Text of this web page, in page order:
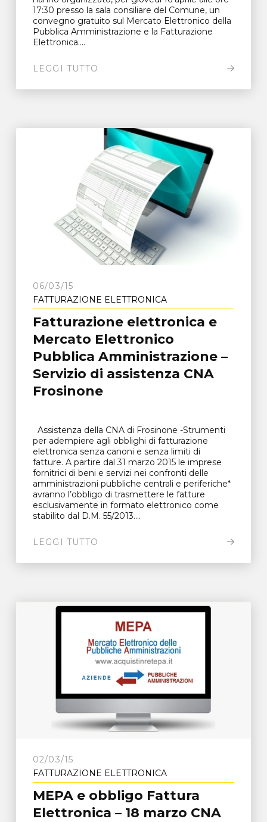
17:30 presso la sala consiliare del Comune, un
convegno gratuito sul Mercato Elettronico della
Pubblica Amministrazione e la Fatturazione
Elettronica....
LEGGI TUTTO
06/03/15
FATTURAZIONE ELETTRONICA
Fatturazione elettronica e
Mercato Elettronico
Pubblica Amministrazione –
Servizio di assistenza CNA
Frosinone
Assistenza della CNA di Frosinone -Strumenti
per adempiere agli obblighi di fatturazione
elettronica senza canoni e senza limiti di
fatture. A partire dal 31 marzo 2015 le imprese
fornitrici di beni e servizi nei confronti delle
amministrazioni pubbliche centrali e periferiche*
avranno l’obbligo di trasmettere le fatture
esclusivamente in formato elettronico come
stabilito dal D.M. 55/2013....
LEGGI TUTTO
02/03/15
FATTURAZIONE ELETTRONICA
MEPA e obbligo Fattura
Elettronica – 18 marzo CNA